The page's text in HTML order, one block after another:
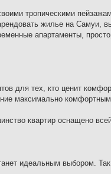
тропическими
жилье на Самуи,
апартаменты,
для тех, кто ценит
максимально
квартир оснащено
идеальным выбором.